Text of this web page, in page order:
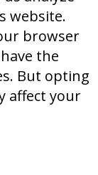
website.
browser
the
But opting
affect your